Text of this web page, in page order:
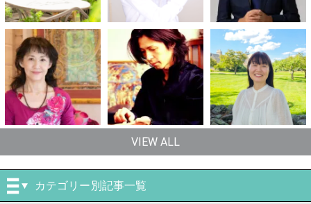
VIEW ALL
カテゴリー別記事一覧